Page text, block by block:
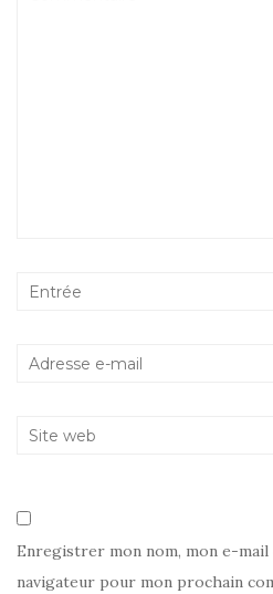
Enregistrer mon nom, mon e-mail
navigateur pour mon prochain